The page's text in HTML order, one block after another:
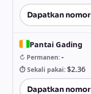
Dapatkan nomor
Pantai Gading
↻ Permanen:-
⏱ Sekali pakai: $2.36
Dapatkan nomor